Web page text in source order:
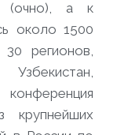
(очно), а к
около 1500
регионов,
крупнейших